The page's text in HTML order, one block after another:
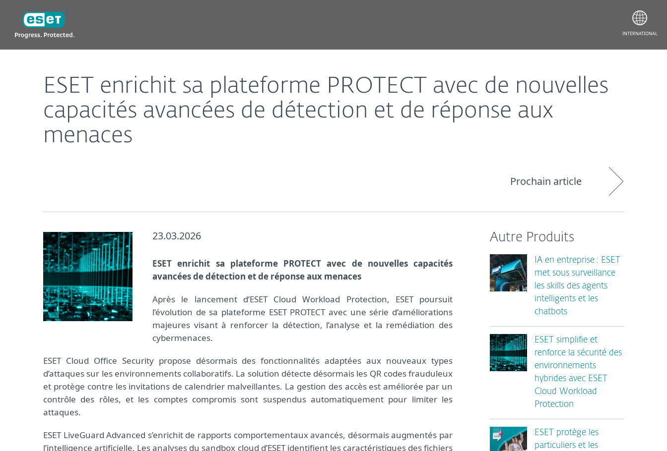
ESET enrichit sa plateforme PROTECT avec de nouvelles
capacités avancées de détection et de réponse aux
menaces
Prochain article
23.03.2026
ESET enrichit sa plateforme PROTECT avec de nouvelles capacités
avancées de détection et de réponse aux menaces
Après le lancement d’ESET Cloud Workload Protection, ESET poursuit
l’évolution de sa plateforme ESET PROTECT avec une série d’améliorations
majeures visant à renforcer la détection, l’analyse et la remédiation des
cybermenaces.
ESET Cloud Office Security propose désormais des fonctionnalités adaptées aux nouveaux types
d’attaques sur les environnements collaboratifs. La solution détecte désormais les QR codes frauduleux
et protège contre les invitations de calendrier malveillantes. La gestion des accès est améliorée par un
contrôle des rôles, et les comptes compromis sont suspendus automatiquement pour limiter les
attaques.
ESET LiveGuard Advanced s’enrichit de rapports comportementaux avancés, désormais augmentés par
l’intelligence artificielle. Les analyses du sandbox cloud d’ESET identifient les caractéristiques des fichiers
Autre Produits
IA en entreprise : ESET
met sous surveillance
les skills des agents
intelligents et les
chatbots
ESET simplifie et
renforce la sécurité des
environnements
hybrides avec ESET
Cloud Workload
Protection
ESET protège les
particuliers et les
ESET enrichit sa plateforme PROTECT avec de nouvelles capacités avancées de détection et de réponse aux menaces
ESET
INTERNATIONAL